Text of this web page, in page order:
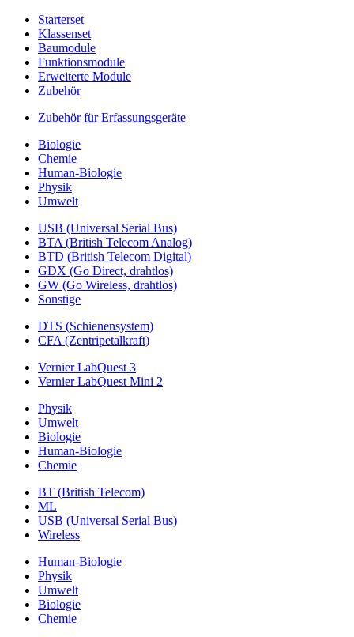
Starterset
Klassenset
Baumodule
Funktionsmodule
Erweiterte Module
Zubehör
Zubehör für Erfassungsgeräte
Biologie
Chemie
Human-Biologie
Physik
Umwelt
USB (Universal Serial Bus)
BTA (British Telecom Analog)
BTD (British Telecom Digital)
GDX (Go Direct, drahtlos)
GW (Go Wireless, drahtlos)
Sonstige
DTS (Schienensystem)
CFA (Zentripetalkraft)
Vernier LabQuest 3
Vernier LabQuest Mini 2
Physik
Umwelt
Biologie
Human-Biologie
Chemie
BT (British Telecom)
ML
USB (Universal Serial Bus)
Wireless
Human-Biologie
Physik
Umwelt
Biologie
Chemie